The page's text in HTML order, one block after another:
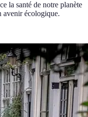
la santé de notre planète
avenir écologique.